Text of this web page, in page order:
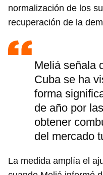
normalización de los
recuperación de la
Meliá señala
Cuba se ha
forma
de año por
obtener
del mercado
La medida amplía el